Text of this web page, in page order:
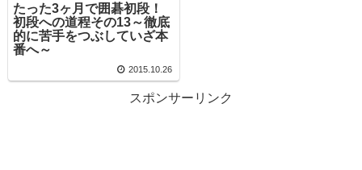
たった3ヶ月で囲碁初段！
初段への道程その13～徹底
的に苦手をつぶしていざ本
番へ～
2015.10.26
スポンサーリンク